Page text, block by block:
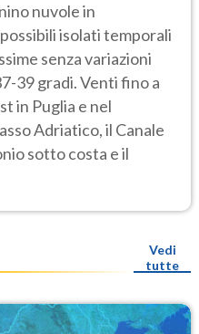
nuvole in
isolati temporali
senza variazioni
39 gradi. Venti fino a
in Puglia e nel
Adriatico, il Canale
sotto costa e il
Vedi
tutte